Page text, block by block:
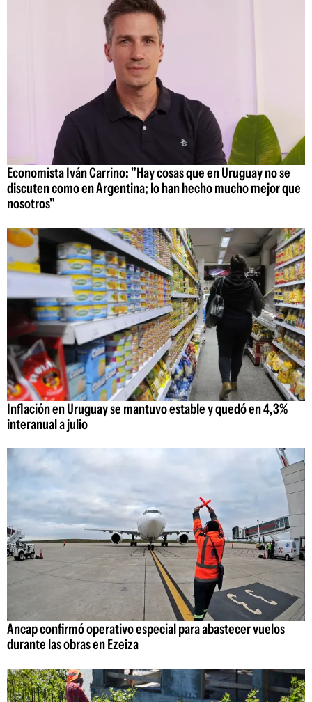
Economista Iván Carrino: "Hay cosas que en Uruguay no se
discuten como en Argentina; lo han hecho mucho mejor que
nosotros"
Inflación en Uruguay se mantuvo estable y quedó en 4,3%
interanual a julio
Ancap confirmó operativo especial para abastecer vuelos
durante las obras en Ezeiza